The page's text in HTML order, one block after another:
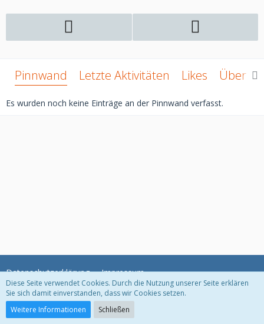
Pinnwand Letzte Aktivitäten Likes Über
Es wurden noch keine Einträge an der Pinnwand verfasst.
Datenschutzerklärung Impressum
Community-Software:
Diese Seite verwendet Cookies. Durch die Nutzung unserer Seite erklären
Sie sich damit einverstanden, dass wir Cookies setzen.
Weitere Informationen
Schließen